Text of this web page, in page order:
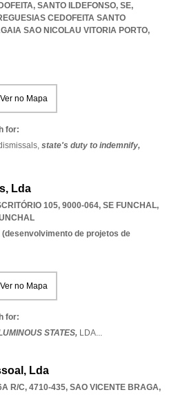
SANTO ILDEFONSO, SE,
CEDOFEITA SANTO
SAO NICOLAU VITORIA PORTO,
Ver no Mapa
for:
state's duty to indemnify,
Lda
105, 9000-064, SE FUNCHAL,
de projetos de
Ver no Mapa
for:
STATES, LDA...
Lda
R/C, 4710-435, SAO VICENTE BRAGA,